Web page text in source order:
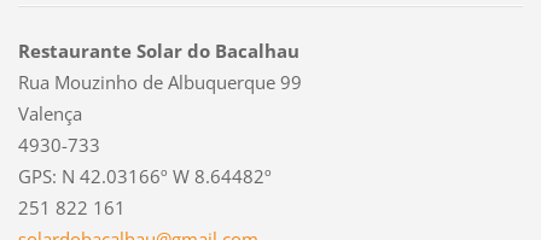
Restaurante Solar do Bacalhau
Rua Mouzinho de Albuquerque 99
Valença
4930-733
GPS: N 42.03166º W 8.64482º
251 822 161